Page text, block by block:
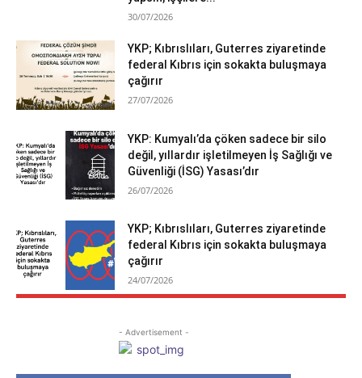
30/07/2026
YKP; Kıbrıslıları, Guterres ziyaretinde
federal Kıbrıs için sokakta buluşmaya
çağırır
27/07/2026
YKP: Kumyalı’da çöken sadece bir silo
değil, yıllardır işletilmeyen İş Sağlığı ve
Güvenliği (İSG) Yasası’dır
26/07/2026
YKP; Kıbrıslıları, Guterres ziyaretinde
federal Kıbrıs için sokakta buluşmaya
çağırır
24/07/2026
- Advertisement -